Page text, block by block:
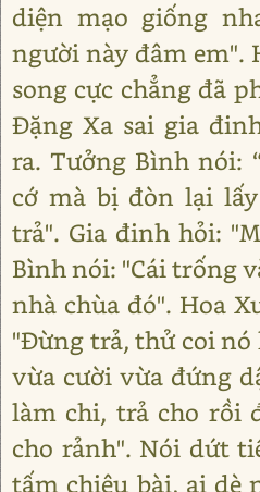
diện mạo giống
người này đâm em".
song cực chẳng đã
Đặng Xa sai gia
ra. Tưởng Bình nói:
cớ mà bị đòn lại
trả". Gia đinh hỏi:
Bình nói: "Cái trống
nhà chùa đó". Hoa
"Đừng trả, thử coi nó
vừa cười vừa đứng
làm chi, trả cho rồi
cho rảnh". Nói dứt
tấm chiêu bài, ai dè